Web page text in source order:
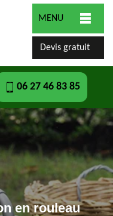
MENU
Devis gratuit
06 27 46 83 85
en rouleau